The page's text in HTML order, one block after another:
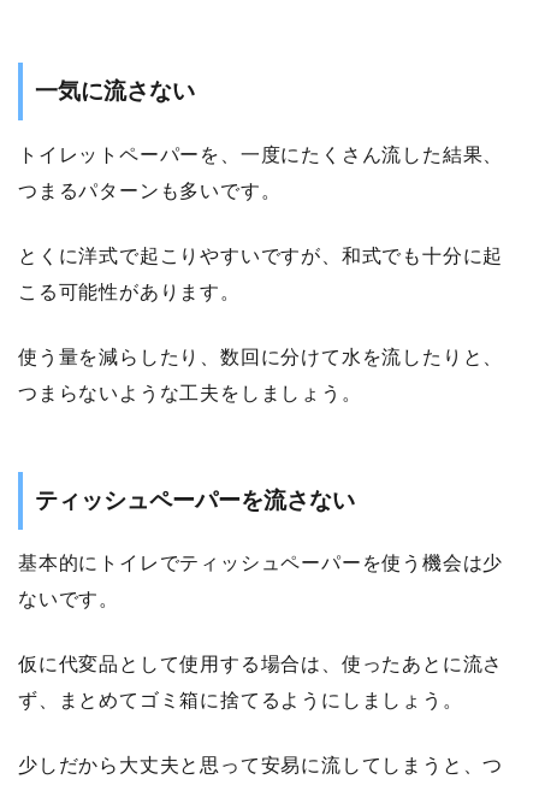
一気に流さない
トイレットペーパーを、一度にたくさん流した結果、
つまるパターンも多いです。
とくに洋式で起こりやすいですが、和式でも十分に起
こる可能性があります。
使う量を減らしたり、数回に分けて水を流したりと、
つまらないような工夫をしましょう。
ティッシュペーパーを流さない
基本的にトイレでティッシュペーパーを使う機会は少
ないです。
仮に代変品として使用する場合は、使ったあとに流さ
ず、まとめてゴミ箱に捨てるようにしましょう。
少しだから大丈夫と思って安易に流してしまうと、つ